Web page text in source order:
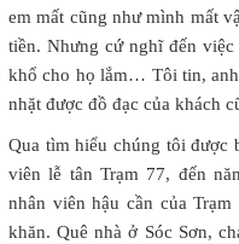
em mất cũng như mình mất
tiền. Nhưng cứ nghĩ đến
khổ cho họ lắm… Tôi tin,
nhặt được đồ đạc của khách
Qua tìm hiểu chúng tôi được
viên lễ tân Trạm 77, đến
nhân viên hậu cần của
khăn. Quê nhà ở Sóc Sơn,